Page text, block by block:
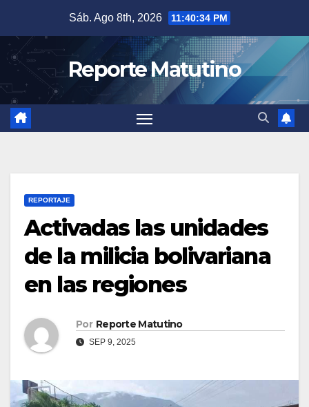
contenido
Sáb. Ago 8th, 2026 11:40:35 PM
Reporte Matutino
REPORTAJE
Activadas las unidades
de la milicia bolivariana
en las regiones
Por Reporte Matutino
SEP 9, 2025